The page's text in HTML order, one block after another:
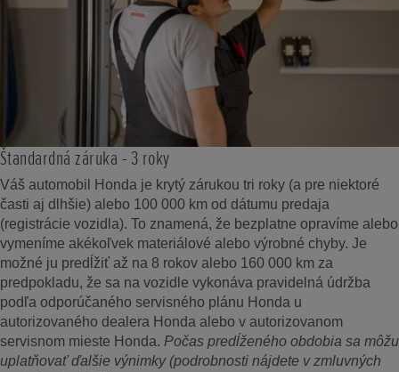
Štandardná záruka - 3 roky
Váš automobil Honda je krytý zárukou tri roky (a pre niektoré
časti aj dlhšie) alebo 100 000 km od dátumu predaja
(registrácie vozidla). To znamená, že bezplatne opravíme alebo
vymeníme akékoľvek materiálové alebo výrobné chyby. Je
možné ju predĺžiť až na 8 rokov alebo 160 000 km za
predpokladu, že sa na vozidle vykonáva pravidelná údržba
podľa odporúčaného servisného plánu Honda u
autorizovaného dealera Honda alebo v autorizovanom
servisnom mieste Honda. Počas predĺženého obdobia sa môžu
uplatňovať ďalšie výnimky (podrobnosti nájdete v zmluvných